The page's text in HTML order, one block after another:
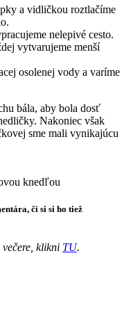
a vidličkou roztlačíme
nelepivé cesto.
vytvarujeme menší
osolenej vody a varíme
bála, aby bola dosť
Nakoniec však
sme mali vynikajúcu
knedľou
či si si ho tiež
klikni TU.